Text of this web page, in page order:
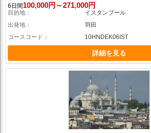
6日間100,000円～271,000円
目的地
イスタンブール
出発地
羽田
コースコード
10HNDEK06IST
詳細を見る